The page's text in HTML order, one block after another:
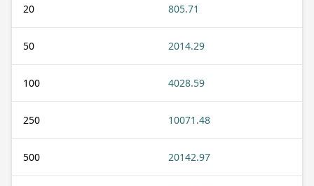
20 805.71
50 2014.29
100 4028.59
250 10071.48
500 20142.97